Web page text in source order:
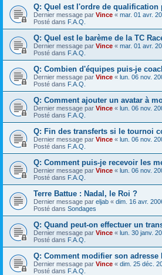
Q: Quel est l'ordre de qualification
Dernier message par Vince « mar. 01 avr.
Posté dans F.A.Q.
Q: Quel est le barème de la TC
Dernier message par Vince « mar. 01 avr.
Posté dans F.A.Q.
Q: Combien d'équipes puis-je
Dernier message par Vince « lun. 06 nov.
Posté dans F.A.Q.
Q: Comment ajouter un avatar à
Dernier message par Vince « lun. 06 nov.
Posté dans F.A.Q.
Q: Fin des transferts si le tournoi
Dernier message par Vince « lun. 06 nov.
Posté dans F.A.Q.
Q: Comment puis-je recevoir les
Dernier message par Vince « lun. 06 nov.
Posté dans F.A.Q.
Terre Battue : Nadal, le Roi ?
Dernier message par eljab « dim. 16 avr.
Posté dans Sondages
Q: Quand peut-on effectuer un
Dernier message par Vince « lun. 30 janv.
Posté dans F.A.Q.
Q: Comment modifier son adresse
Dernier message par Vince « dim. 25 déc.
Posté dans F.A.Q.